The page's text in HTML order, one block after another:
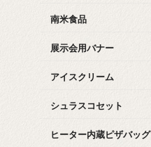
南米食品
展示会用バナー
アイスクリーム
シュラスコセット
ヒーター内蔵ピザバッグ